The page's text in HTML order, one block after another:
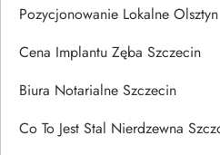
Pozycjonowanie Lokalne Olsztyn
Cena Implantu Zęba Szczecin
Biura Notarialne Szczecin
Co To Jest Stal Nierdzewna